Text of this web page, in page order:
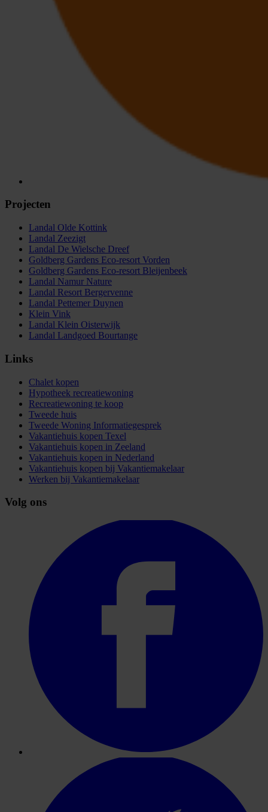
Projecten
Landal Olde Kottink
Landal Zeezigt
Landal De Wielsche Dreef
Goldberg Gardens Eco-resort Vorden
Goldberg Gardens Eco-resort Bleijenbeek
Landal Namur Nature
Landal Resort Bergervenne
Landal Pettemer Duynen
Klein Vink
Landal Klein Oisterwijk
Landal Landgoed Bourtange
Links
Chalet kopen
Hypotheek recreatiewoning
Recreatiewoning te koop
Tweede huis
Tweede Woning Informatiegesprek
Vakantiehuis kopen Texel
Vakantiehuis kopen in Zeeland
Vakantiehuis kopen in Nederland
Vakantiehuis kopen bij Vakantiemakelaar
Werken bij Vakantiemakelaar
Volg ons